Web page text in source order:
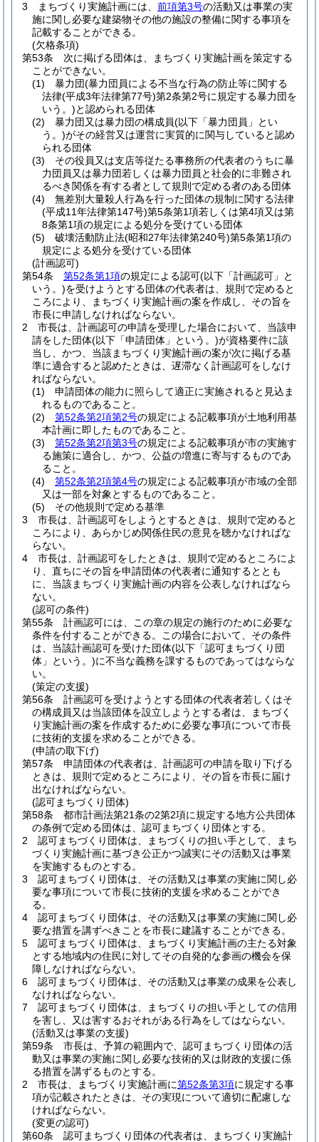
3
まちづくり実施計画には、 前項第3号の活動又は事業の実
施に関し必要な建築物その他の施設の整備に関する事項を
記載することができる。
(欠格条項)
第53条
次に掲げる団体は、まちづくり実施計画を策定する
ことができない。
(1)
暴力団(暴力団員による不当な行為の防止等に関する
法律(平成3年法律第77号)第2条第2号に規定する暴力団を
いう。)と認められる団体
(2)
暴力団又は暴力団の構成員(以下「暴力団員」とい
う。)がその経営又は運営に実質的に関与していると認め
られる団体
(3)
その役員又は支店等従たる事務所の代表者のうちに暴
力団員又は暴力団若しくは暴力団員と社会的に非難され
るべき関係を有する者として規則で定める者のある団体
(4)
無差別大量殺人行為を行った団体の規制に関する法律
(平成11年法律第147号)第5条第1項若しくは第4項又は第
8条第1項の規定による処分を受けている団体
(5)
破壊活動防止法(昭和27年法律第240号)第5条第1項の
規定による処分を受けている団体
(計画認可)
第54条
第52条第1項の規定による認可(以下「計画認可」と
いう。)を受けようとする団体の代表者は、規則で定めると
ころにより、まちづくり実施計画の案を作成し、その旨を
市長に申請しなければならない。
2
市長は、計画認可の申請を受理した場合において、当該申
請をした団体(以下「申請団体」という。)が資格要件に該
当し、かつ、当該まちづくり実施計画の案が次に掲げる基
準に適合すると認めたときは、遅滞なく計画認可をしなけ
ればならない。
(1)
申請団体の能力に照らして適正に実施されると見込ま
れるものであること。
(2)
第52条第2項第2号の規定による記載事項が土地利用基
本計画に即したものであること。
(3)
第52条第2項第3号の規定による記載事項が市の実施す
る施策に適合し、かつ、公益の増進に寄与するものであ
ること。
(4)
第52条第2項第4号の規定による記載事項が市域の全部
又は一部を対象とするものであること。
(5)
その他規則で定める基準
3
市長は、計画認可をしようとするときは、規則で定めると
ころにより、あらかじめ関係住民の意見を聴かなければな
らない。
4
市長は、計画認可をしたときは、規則で定めるところによ
り、直ちにその旨を申請団体の代表者に通知するととも
に、当該まちづくり実施計画の内容を公表しなければなら
ない。
(認可の条件)
第55条
計画認可には、この章の規定の施行のために必要な
条件を付することができる。
この場合において、その条件
は、当該計画認可を受けた団体(以下「認可まちづくり団
体」という。)に不当な義務を課するものであってはならな
い。
(策定の支援)
第56条
計画認可を受けようとする団体の代表者若しくはそ
の構成員又は当該団体を設立しようとする者は、まちづく
り実施計画の案を作成するために必要な事項について市長
に技術的支援を求めることができる。
(申請の取下げ)
第57条
申請団体の代表者は、計画認可の申請を取り下げる
ときは、規則で定めるところにより、その旨を市長に届け
出なければならない。
(認可まちづくり団体)
第58条
都市計画法第21条の2第2項に規定する地方公共団体
の条例で定める団体は、認可まちづくり団体とする。
2
認可まちづくり団体は、まちづくりの担い手として、まち
づくり実施計画に基づき公正かつ誠実にその活動又は事業
を実施するものとする。
3
認可まちづくり団体は、その活動又は事業の実施に関し必
要な事項について市長に技術的支援を求めることができ
る。
4
認可まちづくり団体は、その活動又は事業の実施に関し必
要な措置を講ずべきことを市長に建議することができる。
5
認可まちづくり団体は、まちづくり実施計画の主たる対象
とする地域内の住民に対してその自発的な参画の機会を保
障しなければならない。
6
認可まちづくり団体は、その活動又は事業の成果を公表し
なければならない。
7
認可まちづくり団体は、まちづくりの担い手としての信用
を害し、又は害するおそれがある行為をしてはならない。
(活動又は事業の支援)
第59条
市長は、予算の範囲内で、認可まちづくり団体の活
動又は事業の実施に関し必要な技術的又は財政的支援に係
る措置を講ずるものとする。
2
市長は、まちづくり実施計画に第52条第3項に規定する事
項が記載されたときは、その実現について適切に配慮しな
ければならない。
(変更の認可)
第60条
認可まちづくり団体の代表者は、まちづくり実施計